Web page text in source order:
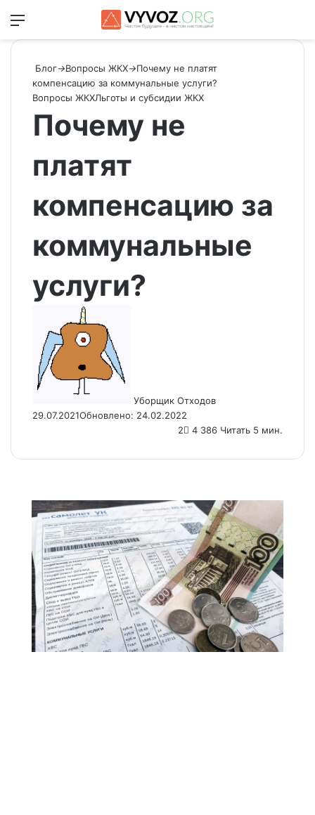
Меню
Блог→Вопросы ЖКХ→Почему не платят
компенсацию за коммунальные услуги?
Вопросы ЖКХЛьготы и субсидии ЖКХ
Почему не
платят
компенсацию за
коммунальные
услуги?
Уборщик Отходов
29.07.2021Обновлено: 24.02.2022
2
4 386 Читать 5 мин.